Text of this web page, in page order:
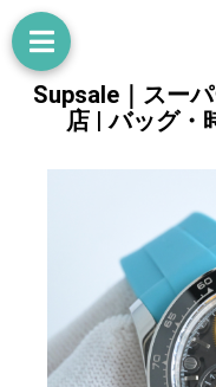
Supsale｜スー
店 | バッグ・